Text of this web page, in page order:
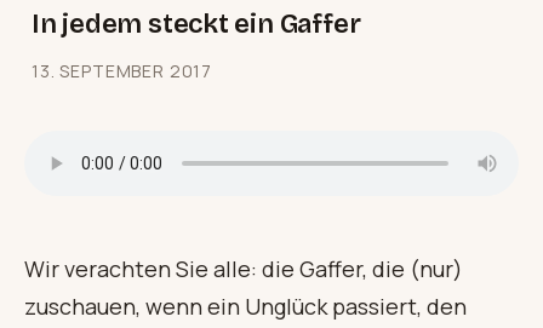
In jedem steckt ein Gaffer
13. SEPTEMBER 2017
Wir verachten Sie alle: die Gaffer, die (nur)
zuschauen, wenn ein Unglück passiert, den